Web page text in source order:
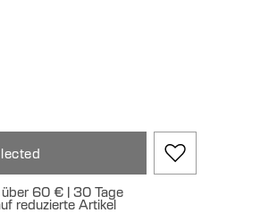
über 60 € | 30 Tage
reduzierte Artikel